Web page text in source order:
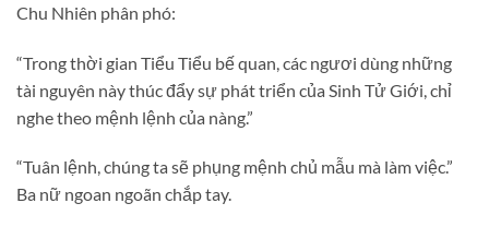
Chu Nhiên phân phó:
“Trong thời gian Tiểu Tiểu bế quan, các ngươi dùng những
tài nguyên này thúc đẩy sự phát triển của Sinh Tử Giới, chỉ
nghe theo mệnh lệnh của nàng.”
“Tuân lệnh, chúng ta sẽ phụng mệnh chủ mẫu mà làm việc.”
Ba nữ ngoan ngoãn chắp tay.